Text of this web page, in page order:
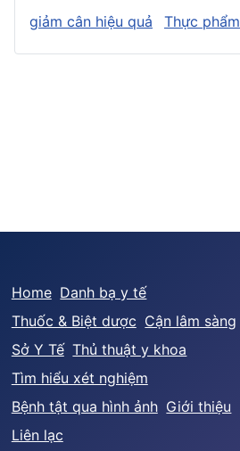
giảm cân hiệu quả
Thực phẩm
Home Danh bạ y tế
Thuốc & Biệt dược Cận lâm sàng
Sở Y Tế Thủ thuật y khoa
Tìm hiểu xét nghiệm
Bệnh tật qua hình ảnh Giới thiệu
Liên lạc